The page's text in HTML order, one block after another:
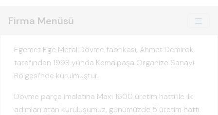
Firma Menüsü
Egemet Ege Metal Dövme fabrikası, Ahmet Demirok
tarafından 1998 yılında Kemalpaşa Organize Sanayi
Bölgesi’nde kurulmuştur.
Dövme parça imalatına Maxi 1600 üretim hattı ile ilk
adımları atan kuruluşumuz, günümüzde 5 üretim hattı